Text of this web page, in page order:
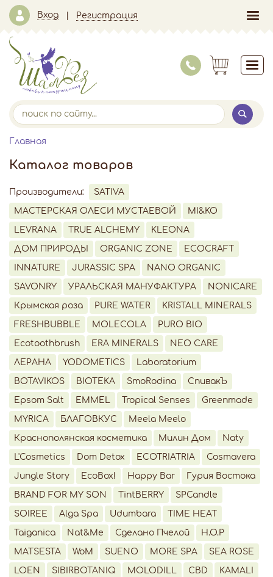
Вход Регистрация
Главная
Каталог товаров
Производители: SATIVA
МАСТЕРСКАЯ ОЛЕСИ МУСТАЕВОЙ MI&KO
LEVRANA TRUE ALCHEMY KLEONA
ДОМ ПРИРОДЫ ORGANIC ZONE ECOCRAFT
INNATURE JURASSIC SPA NANO ORGANIC
SAVONRY УРАЛЬСКАЯ МАНУФАКТУРА NONICARE
Крымская роза PURE WATER KRISTALL MINERALS
FRESHBUBBLE MOLECOLA PURO BIO
Ecotoothbrush ERA MINERALS NEO CARE
ЛЕРАНА YODOMETICS Laboratorium
BOTAVIKOS BIOTEKA SmoRodina СпивакЪ
Epsom Salt EMMEL Tropical Senses Greenmade
MYRICA БЛАГОВКУС Meela Meelo
Краснополянская косметика Милин Дом Naty
L'Cosmetics Dom Detox ECOTRIATRIA Cosmavera
Jungle Story EcoBox! Happy Bar Гурия Востока
BRAND FOR MY SON TintBERRY SPCandle
SOIREE Alga Spa Udumbara TIME HEAT
Taiganica Nat&Me Сделано Пчелой H.O.P
MATSESTA WoM SUENO MORE SPA SEA ROSE
LOEN SIBIRBOTANIQ MOLODILL CBD KAMALI